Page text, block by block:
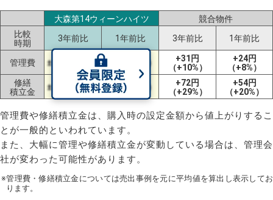
大森第14ウィーンハイツ
競合物件
比較
時期
3年前比 1年前比 3年前比 1年前比
管理費 ±0円（±0%） ±0円（±0%）
+31円
（+10%）
+24円
（+8%）
修繕
積立金
±0円（±0%） ±0円（±0%）
+72円
（+29%）
+54円
（+20%）
管理費や修繕積立金は、購入時の設定金額から値上がりするこ
とが一般的といわれています。
また、大幅に管理や修繕積立金が変動している場合は、管理会
社が変わった可能性があります。
※管理費・修繕積立金については売出事例を元に平均値を算出し表示してお
ります。